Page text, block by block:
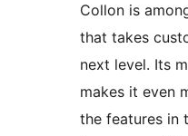
Collon is
that takes
next level. Its
makes it even
the features in